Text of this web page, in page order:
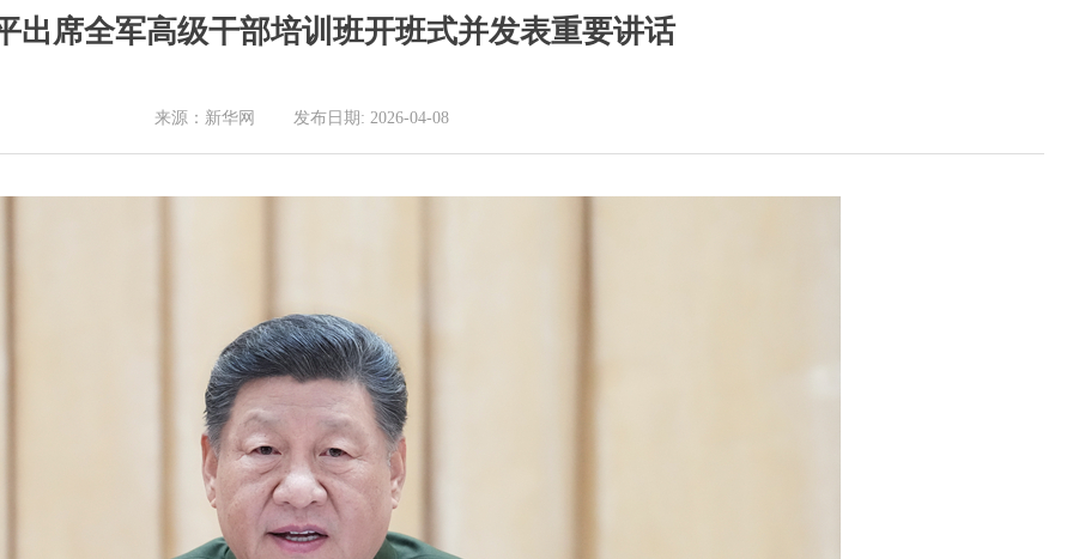
出席全军高级干部培训班开班式并发表重要讲话
来源：新华网 发布日期: 2026-04-08